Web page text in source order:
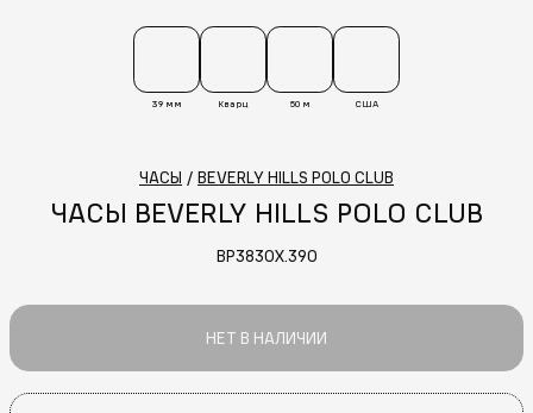
39 мм Кварц 50 м США
ЧАСЫ / BEVERLY HILLS POLO CLUB
ЧАСЫ BEVERLY HILLS POLO CLUB
BP3830X.390
НЕТ В НАЛИЧИИ